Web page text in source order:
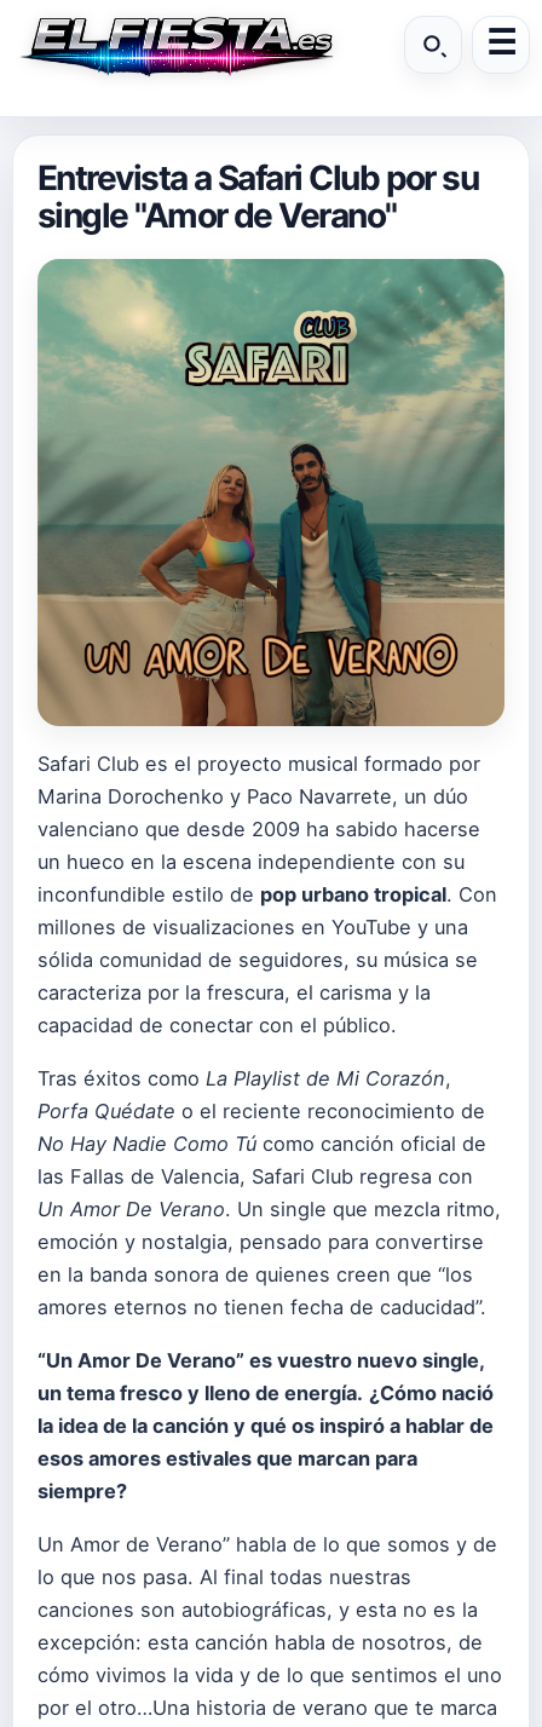
Entrevista a Safari Club por su
single "Amor de Verano"
Safari Club es el proyecto musical formado por
Marina Dorochenko y Paco Navarrete, un dúo
valenciano que desde 2009 ha sabido hacerse
un hueco en la escena independiente con su
inconfundible estilo de pop urbano tropical. Con
millones de visualizaciones en YouTube y una
sólida comunidad de seguidores, su música se
caracteriza por la frescura, el carisma y la
capacidad de conectar con el público.
Tras éxitos como La Playlist de Mi Corazón,
Porfa Quédate o el reciente reconocimiento de
No Hay Nadie Como Tú como canción oficial de
las Fallas de Valencia, Safari Club regresa con
Un Amor De Verano. Un single que mezcla ritmo,
emoción y nostalgia, pensado para convertirse
en la banda sonora de quienes creen que “los
amores eternos no tienen fecha de caducidad”.
“Un Amor De Verano” es vuestro nuevo single,
un tema fresco y lleno de energía. ¿Cómo nació
la idea de la canción y qué os inspiró a hablar de
esos amores estivales que marcan para
siempre?
Un Amor de Verano” habla de lo que somos y de
lo que nos pasa. Al final todas nuestras
canciones son autobiográficas, y esta no es la
excepción: esta canción habla de nosotros, de
cómo vivimos la vida y de lo que sentimos el uno
por el otro…Una historia de verano que te marca